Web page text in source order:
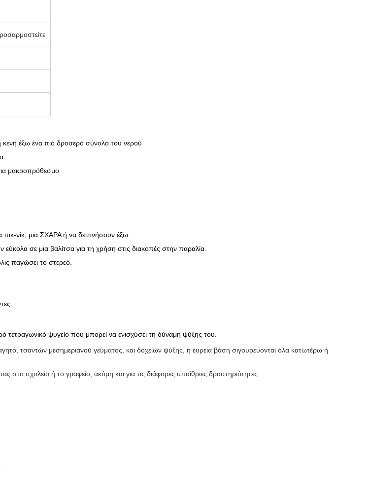
κενή έξω ένα πιό δροσερό σύνολο του νερού
μακροπρόθεσμο
πικ-νίκ, μια ΣΧΑΡΑ ή να δειπνήσουν έξω.
εύκολα σε μια βαλίτσα για τη χρήση στις διακοπές στην παραλία.
παγώσει το στερεό.
ψυγείο που μπορεί να ενισχύσει τη δύναμη ψύξης του.
τσαντών μεσημεριανού γεύματος, και δοχείων ψύξης, η ευρεία βάση σιγουρεύονται όλα κατωτέρω ή
σχολείο ή το γραφείο, ακόμη και για τις διάφορες υπαίθριες δραστηριότητες.